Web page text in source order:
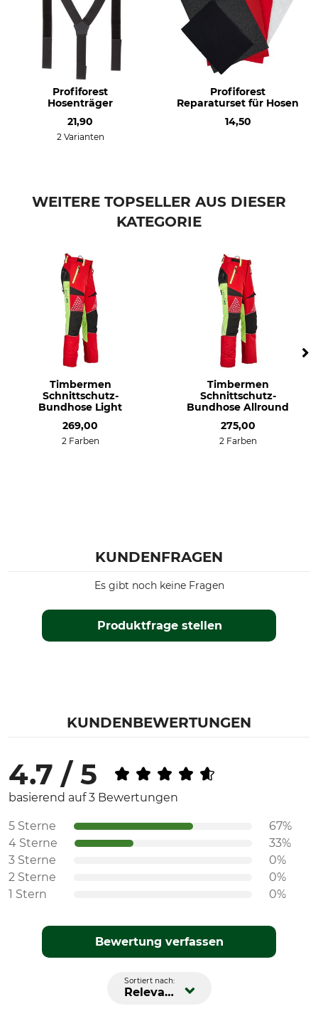
Nicht bleichen
Nicht im Wäschetrockner
trocknen
Bügeln bis 110 °C
Professionelle Textilpflege
Nicht trockenreinigen
Herstellung
Made in Slovakia
Profiforest
Hosenträger
21,90
2 Varianten
Profiforest
Reparaturset für Hosen
14,50
WEITERE TOPSELLER AUS DIESER
KATEGORIE
Timbermen
Schnittschutz-
Bundhose Light
269,00
2 Farben
Timbermen
Schnittschutz-
Bundhose Allround
275,00
2 Farben
KUNDENFRAGEN
Produktfrage stellen
Es gibt noch keine Fragen
KUNDENBEWERTUNGEN
4.7 / 5
basierend auf 3 Bewertungen
5 Sterne
67%
4 Sterne
33%
3 Sterne
0%
2 Sterne
0%
1 Stern
0%
Bewertung verfassen
Sortiert nach:
Relevanz